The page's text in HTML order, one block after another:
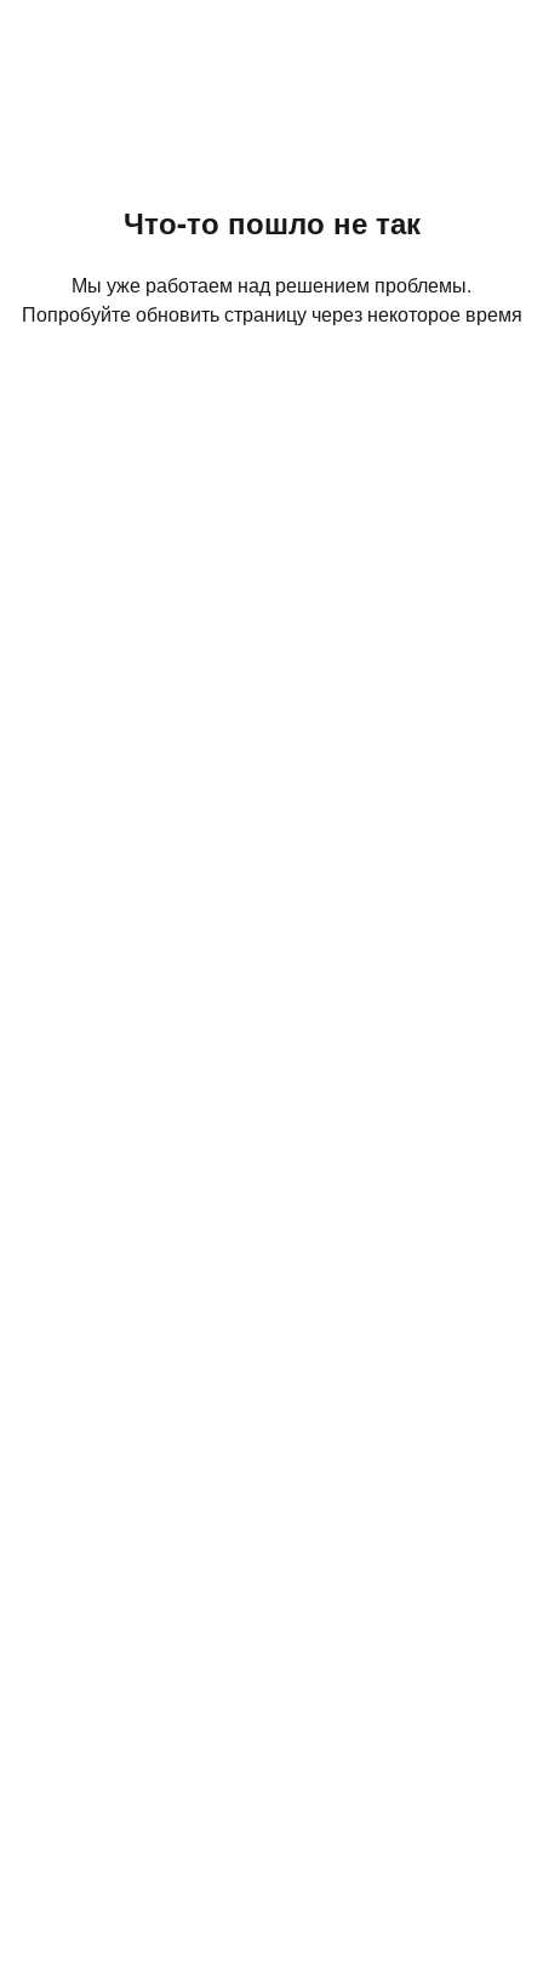
Что-то пошло не так
Мы уже работаем над решением проблемы.
Попробуйте обновить страницу через некоторое время